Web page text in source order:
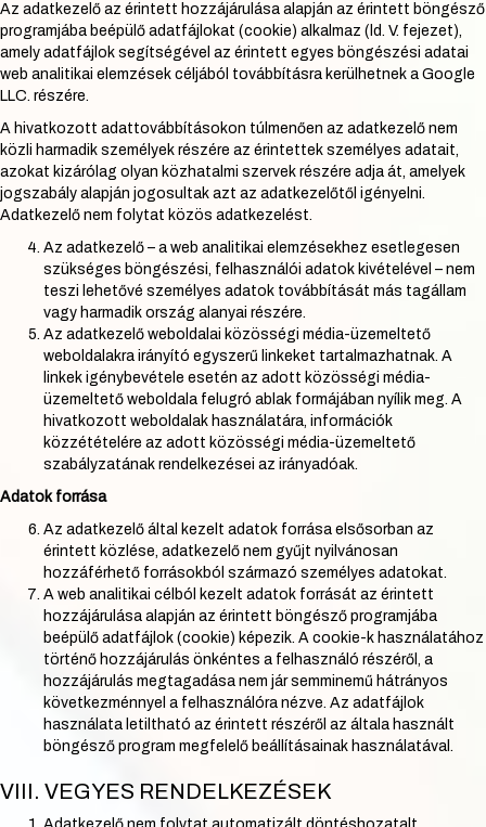
Az adatkezelő az érintett hozzájárulása alapján az érintett böngésző
programjába beépülő adatfájlokat (cookie) alkalmaz (ld. V. fejezet),
amely adatfájlok segítségével az érintett egyes böngészési adatai
web analitikai elemzések céljából továbbításra kerülhetnek a Google
LLC. részére.
A hivatkozott adattovábbításokon túlmenően az adatkezelő nem
közli harmadik személyek részére az érintettek személyes adatait,
azokat kizárólag olyan közhatalmi szervek részére adja át, amelyek
jogszabály alapján jogosultak azt az adatkezelőtől igényelni.
Adatkezelő nem folytat közös adatkezelést.
Az adatkezelő – a web analitikai elemzésekhez esetlegesen
szükséges böngészési, felhasználói adatok kivételével – nem
teszi lehetővé személyes adatok továbbítását más tagállam
vagy harmadik ország alanyai részére.
Az adatkezelő weboldalai közösségi média-üzemeltető
weboldalakra irányító egyszerű linkeket tartalmazhatnak. A
linkek igénybevétele esetén az adott közösségi média-
üzemeltető weboldala felugró ablak formájában nyílik meg. A
hivatkozott weboldalak használatára, információk
közzétételére az adott közösségi média-üzemeltető
szabályzatának rendelkezései az irányadóak.
Adatok forrása
Az adatkezelő által kezelt adatok forrása elsősorban az
érintett közlése, adatkezelő nem gyűjt nyilvánosan
hozzáférhető forrásokból származó személyes adatokat.
A web analitikai célból kezelt adatok forrását az érintett
hozzájárulása alapján az érintett böngésző programjába
beépülő adatfájlok (cookie) képezik. A cookie-k használatához
történő hozzájárulás önkéntes a felhasználó részéről, a
hozzájárulás megtagadása nem jár semminemű hátrányos
következménnyel a felhasználóra nézve. Az adatfájlok
használata letiltható az érintett részéről az általa használt
böngésző program megfelelő beállításainak használatával.
VIII. VEGYES RENDELKEZÉSEK